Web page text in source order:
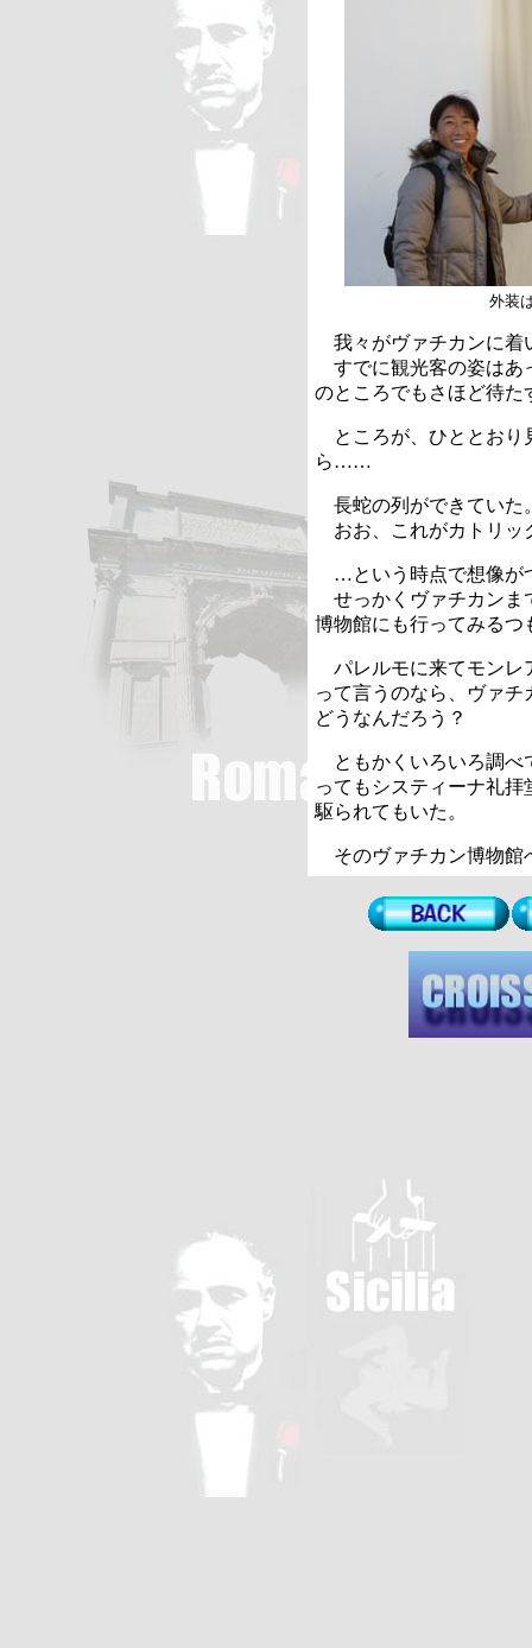
外装
我々がヴァチカンに着
すでに観光客の姿はあ
のところでもさほど待た
ところが、ひととおり
ら……
長蛇の列ができていた
おお、これがカトリッ
…という時点で想像が
せっかくヴァチカンま
博物館にも行ってみるつ
パレルモに来てモンレ
って言うのなら、ヴァ
どうなんだろう？
ともかくいろいろ調べ
ってもシスティーナ礼
駆られてもいた。
そのヴァチカン博物館